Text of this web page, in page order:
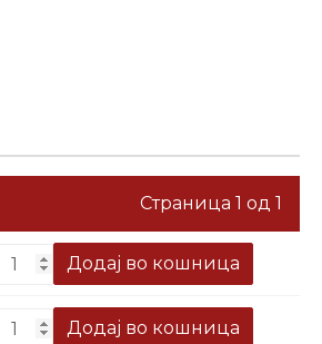
Страница 1 од 1
Додај во кошница
Додај во кошница